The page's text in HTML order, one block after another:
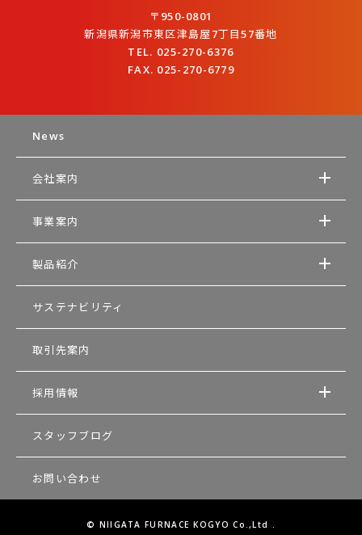
〒950-0801
新潟県新潟市東区津島屋7丁目57番地
TEL. 025-270-6376
FAX. 025-270-6779
News
会社案内
事業案内
製品紹介
サステナビリティ
取引先案内
採用情報
スタッフブログ
お問い合わせ
© NIIGATA FURNACE KOGYO Co.,Ltd .